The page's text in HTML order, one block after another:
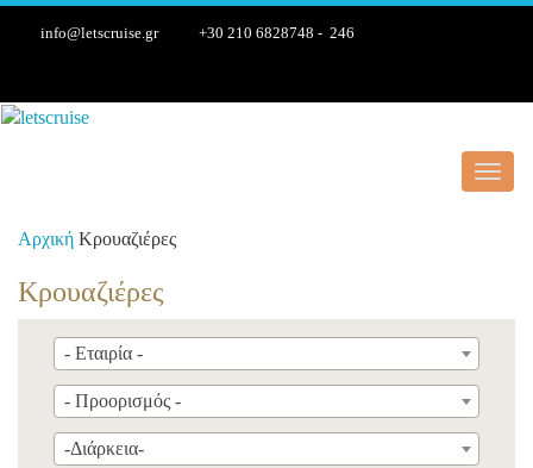
info@letscruise.gr +30 210 6828748 - 246
Αρχική Κρουαζιέρες
Κρουαζιέρες
- Εταιρία -
- Προορισμός -
-Διάρκεια-